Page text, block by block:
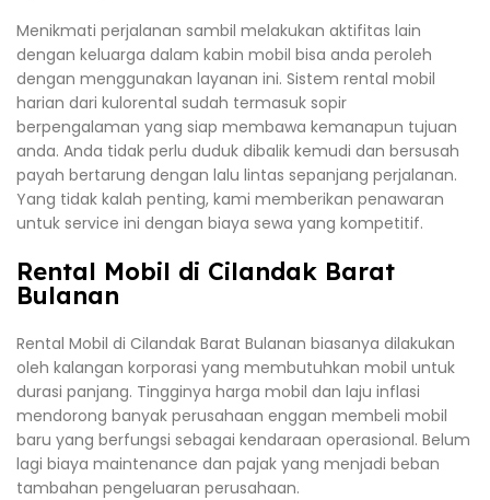
Menikmati perjalanan sambil melakukan aktifitas lain
dengan keluarga dalam kabin mobil bisa anda peroleh
dengan menggunakan layanan ini. Sistem rental mobil
harian dari kulorental sudah termasuk sopir
berpengalaman yang siap membawa kemanapun tujuan
anda. Anda tidak perlu duduk dibalik kemudi dan bersusah
payah bertarung dengan lalu lintas sepanjang perjalanan.
Yang tidak kalah penting, kami memberikan penawaran
untuk service ini dengan biaya sewa yang kompetitif.
Rental Mobil di Cilandak Barat
Bulanan
Rental Mobil di Cilandak Barat Bulanan biasanya dilakukan
oleh kalangan korporasi yang membutuhkan mobil untuk
durasi panjang. Tingginya harga mobil dan laju inflasi
mendorong banyak perusahaan enggan membeli mobil
baru yang berfungsi sebagai kendaraan operasional. Belum
lagi biaya maintenance dan pajak yang menjadi beban
tambahan pengeluaran perusahaan.